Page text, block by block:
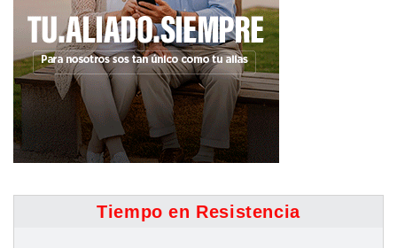
Tiempo en Resistencia